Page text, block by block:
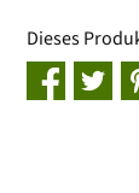
Dieses